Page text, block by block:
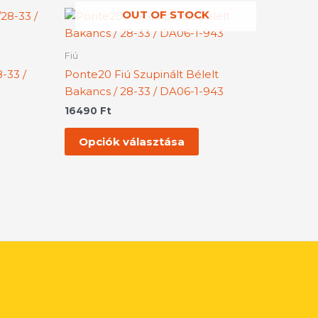
33 /
OUT OF STOCK
Fiú
Ponte20 Fiú Szupinált Bélelt
Bakancs / 28-33 / DA06-1-943
16490 Ft
Opciók választása
Ennek
a
a